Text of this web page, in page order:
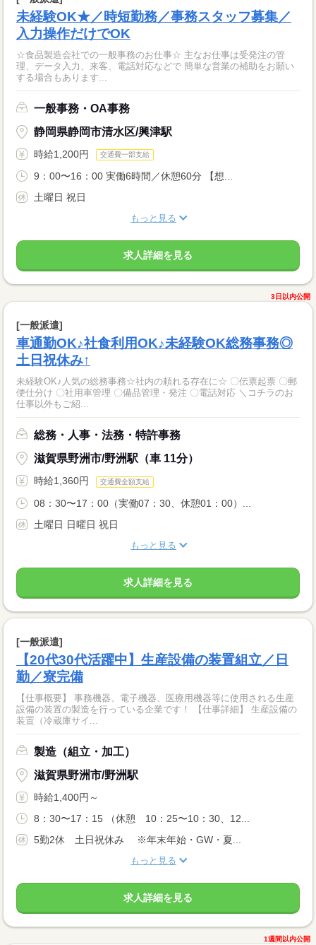
未経験OK★／時短勤務／事務スタッフ募集／
入力操作だけでOK
☆食品製造会社での一般事務のお仕事☆ 主なお仕事は受発注の管
理、データ入力、来客、電話対応などで 簡単な営業の補助をお願い
する場合もあります...
一般事務・OA事務
静岡県静岡市清水区/興津駅
時給1,200円 交通費一部支給
9：00〜16：00 実働6時間／休憩60分 【想...
土曜日 祝日
もっと見る
求人詳細を見る
3日以内公開
[一般派遣]
車通勤OK♪社食利用OK♪未経験OK総務事務◎
土日祝休み↑
未経験OK♪人気の総務事務☆社内の頼れる存在に☆ 〇伝票起票 〇郵
便仕分け 〇社用車管理 〇備品管理・発注 〇電話対応 ＼コチラのお
仕事以外もご紹...
総務・人事・法務・特許事務
滋賀県野洲市/野洲駅（車 11分）
時給1,360円 交通費全額支給
08：30〜17：00（実働07：30、休憩01：00）...
土曜日 日曜日 祝日
もっと見る
求人詳細を見る
[一般派遣]
【20代30代活躍中】生産設備の装置組立／日
勤／寮完備
【仕事概要】 事務機器、電子機器、医療用機器等に使用される生産
設備の装置の製造を行っている企業です！ 【仕事詳細】 生産設備の
装置（冷蔵庫サイ...
製造（組立・加工）
滋賀県野洲市/野洲駅
時給1,400円～
8：30〜17：15 （休憩 10：25〜10：30、12...
5勤2休 土日祝休み ※年末年始・GW・夏...
もっと見る
求人詳細を見る
1週間以内公開